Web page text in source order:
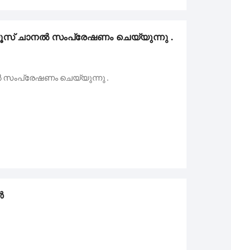
അന്ത്യാഞ്ജലി.
ന്യൂസ് ചാനൽ സംപ്രേഷണം ചെയ്യുന്നു .
സംപ്രേഷണം ചെയ്യുന്നു .